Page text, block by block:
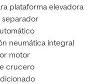
plataforma elevadora
separador
neumática integral
motor
crucero